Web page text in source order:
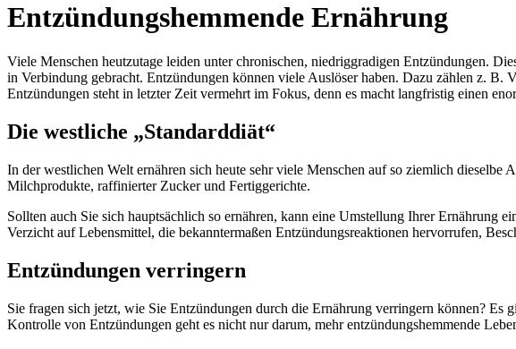
Entzündungshemmende Ernährung
Viele Menschen heutzutage leiden unter chronischen, niedriggradigen Entzündungen.
in Verbindung gebracht. Entzündungen können viele Auslöser haben. Dazu zählen z.
Entzündungen steht in letzter Zeit vermehrt im Fokus, denn es macht langfristig einen
Die westliche „Standarddiät“
In der westlichen Welt ernähren sich heute sehr viele Menschen auf so ziemlich
Milchprodukte, raffinierter Zucker und Fertiggerichte.
Sollten auch Sie sich hauptsächlich so ernähren, kann eine Umstellung Ihrer Ernährung
Verzicht auf Lebensmittel, die bekanntermaßen Entzündungsreaktionen hervorrufen,
Entzündungen verringern
Sie fragen sich jetzt, wie Sie Entzündungen durch die Ernährung verringern können?
Kontrolle von Entzündungen geht es nicht nur darum, mehr entzündungshemmende